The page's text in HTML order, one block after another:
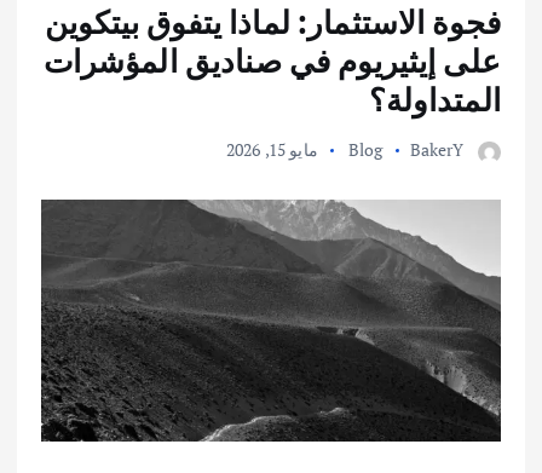
فجوة الاستثمار: لماذا يتفوق بيتكوين
على إيثيريوم في صناديق المؤشرات
المتداولة؟
BakerY
Blog مايو 15, 2026